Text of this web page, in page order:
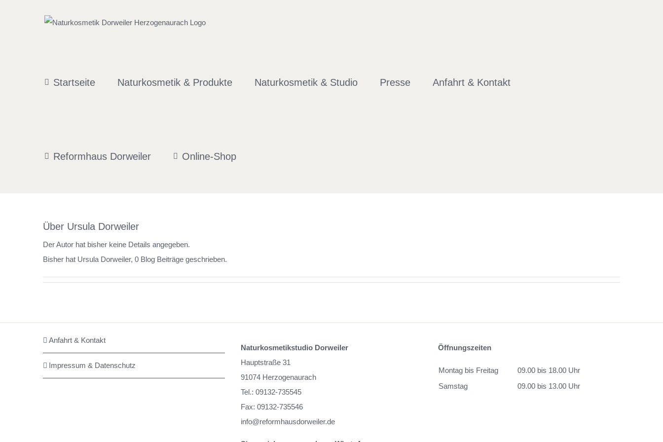
Startseite Naturkosmetik & Produkte Naturkosmetik & Studio Presse Anfahrt & Kontakt
Reformhaus Dorweiler Online-Shop
Über Ursula Dorweiler
Der Autor hat bisher keine Details angegeben.
Bisher hat Ursula Dorweiler, 0 Blog Beiträge geschrieben.
Anfahrt & Kontakt
Impressum & Datenschutz
Naturkosmetikstudio Dorweiler
Hauptstraße 31
91074 Herzogenaurach
Tel.: 09132-735545
Fax: 09132-735546
info@reformhausdorweiler.de
Öffnungszeiten
Montag bis Freitag
09.00 bis 18.00 Uhr
Samstag
09.00 bis 13.00 Uhr